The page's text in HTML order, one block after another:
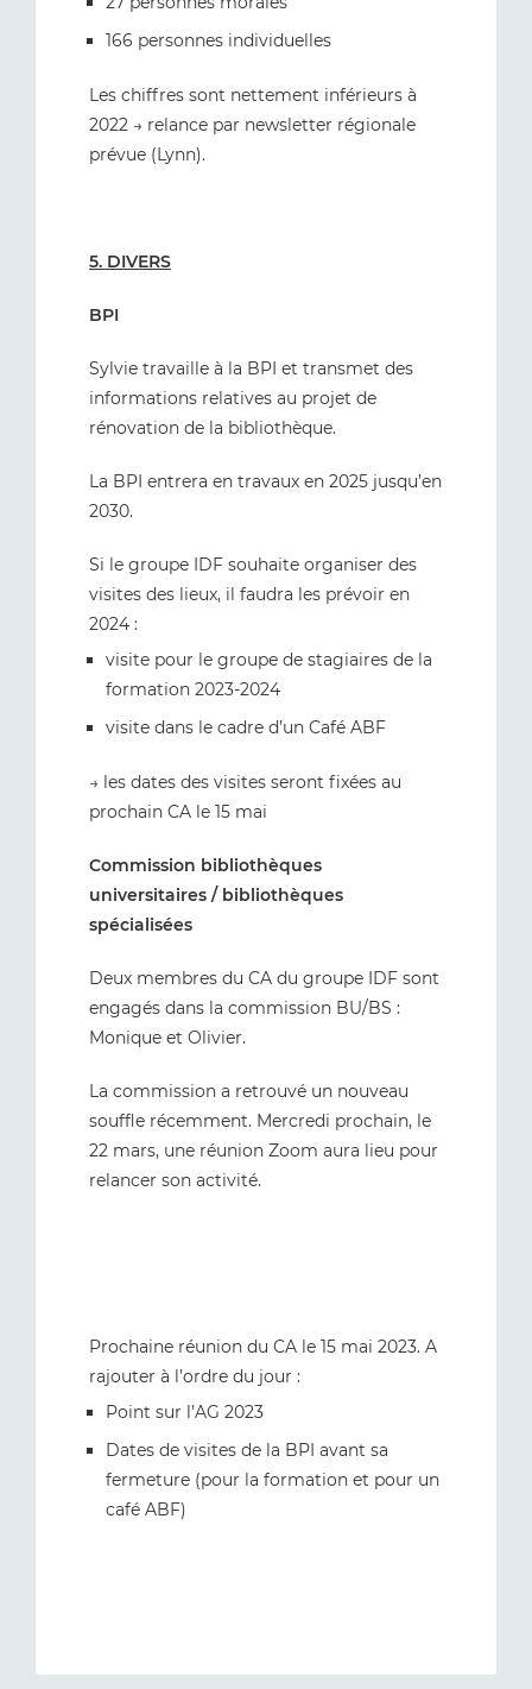
166 personnes individuelles
Les chiffres sont nettement inférieurs à
2022 → relance par newsletter régionale
prévue (Lynn).
5. DIVERS
BPI
Sylvie travaille à la BPI et transmet des
informations relatives au projet de
rénovation de la bibliothèque.
La BPI entrera en travaux en 2025 jusqu’en
2030.
Si le groupe IDF souhaite organiser des
visites des lieux, il faudra les prévoir en
2024 :
visite pour le groupe de stagiaires de la
formation 2023-2024
visite dans le cadre d’un Café ABF
→ les dates des visites seront fixées au
prochain CA le 15 mai
Commission bibliothèques
universitaires / bibliothèques
spécialisées
Deux membres du CA du groupe IDF sont
engagés dans la commission BU/BS :
Monique et Olivier.
La commission a retrouvé un nouveau
souffle récemment. Mercredi prochain, le
22 mars, une réunion Zoom aura lieu pour
relancer son activité.
Prochaine réunion du CA le 15 mai 2023. A
rajouter à l’ordre du jour :
Point sur l’AG 2023
Dates de visites de la BPI avant sa
fermeture (pour la formation et pour un
café ABF)